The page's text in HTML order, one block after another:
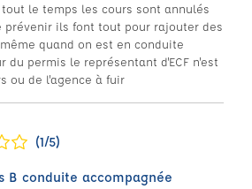
le temps les cours sont annulés
prévenir ils font tout pour rajouter des
quand on est en conduite
du permis le représentant d'ECF n'est
ou de l'agence à fuir
(1/5)
B conduite accompagnée